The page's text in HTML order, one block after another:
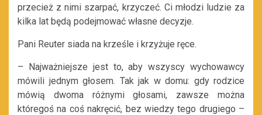
przecież z nimi szarpać, krzyczeć. Ci młodzi ludzie za
kilka lat będą podejmować własne decyzje.
Pani Reuter siada na krześle i krzyżuje ręce.
– Najważniejsze jest to, aby wszyscy wychowawcy
mówili jednym głosem. Tak jak w domu: gdy rodzice
mówią dwoma różnymi głosami, zawsze można
któregoś na coś nakręcić, bez wiedzy tego drugiego –